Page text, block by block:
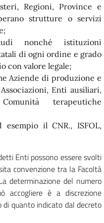
Regioni, Province e
strutture o servizi
nonché istituzioni
di ogni ordine e grado
con valore legale;
Aziende di produzione e
Enti ausiliari,
terapeutiche
il CNR., ISFOL,
Enti possono essere svolti
convenzione tra la Facoltà
determinazione del numero
accogliere è a discrezione
quanto indicato dal decreto